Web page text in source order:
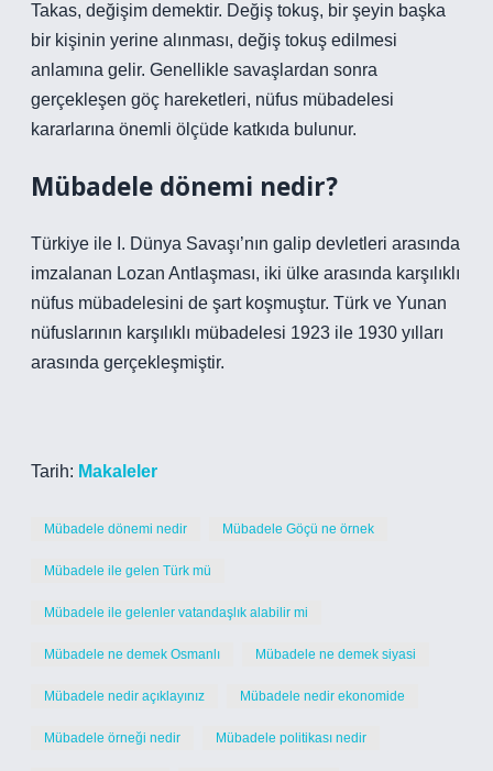
Takas, değişim demektir. Değiş tokuş, bir şeyin başka
bir kişinin yerine alınması, değiş tokuş edilmesi
anlamına gelir. Genellikle savaşlardan sonra
gerçekleşen göç hareketleri, nüfus mübadelesi
kararlarına önemli ölçüde katkıda bulunur.
Mübadele dönemi nedir?
Türkiye ile I. Dünya Savaşı’nın galip devletleri arasında
imzalanan Lozan Antlaşması, iki ülke arasında karşılıklı
nüfus mübadelesini de şart koşmuştur. Türk ve Yunan
nüfuslarının karşılıklı mübadelesi 1923 ile 1930 yılları
arasında gerçekleşmiştir.
Tarih: Makaleler
Mübadele dönemi nedir Mübadele Göçü ne örnek
Mübadele ile gelen Türk mü
Mübadele ile gelenler vatandaşlık alabilir mi
Mübadele ne demek Osmanlı Mübadele ne demek siyasi
Mübadele nedir açıklayınız Mübadele nedir ekonomide
Mübadele örneği nedir Mübadele politikası nedir